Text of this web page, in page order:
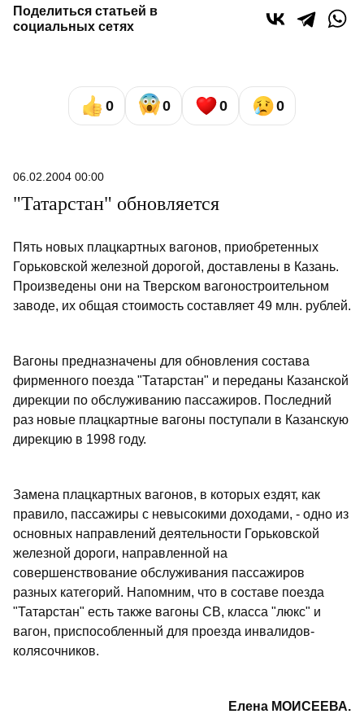
Поделиться статьей в
социальных сетях
0 0 0 0
06.02.2004 00:00
"Татарстан" обновляется
Пять новых плацкартных вагонов, приобретенных
Горьковской железной дорогой, доставлены в Казань.
Произведены они на Тверском вагоностроительном
заводе, их общая стоимость составляет 49 млн. рублей.
Вагоны предназначены для обновления состава
фирменного поезда "Татарстан" и переданы Казанской
дирекции по обслуживанию пассажиров. Последний
раз новые плацкартные вагоны поступали в Казанскую
дирекцию в 1998 году.
Замена плацкартных вагонов, в которых ездят, как
правило, пассажиры с невысокими доходами, - одно из
основных направлений деятельности Горьковской
железной дороги, направленной на
совершенствование обслуживания пассажиров
разных категорий. Напомним, что в составе поезда
"Татарстан" есть также вагоны СВ, класса "люкс" и
вагон, приспособленный для проезда инвалидов-
колясочников.
Елена МОИСЕЕВА.